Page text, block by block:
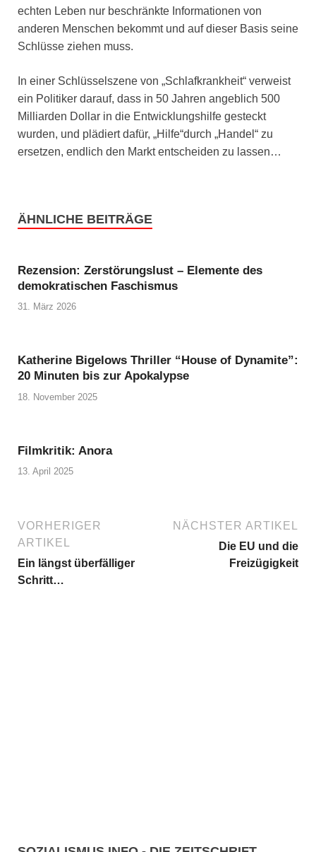
echten Leben nur beschränkte Informationen von
anderen Menschen bekommt und auf dieser Basis seine
Schlüsse ziehen muss.
In einer Schlüsselszene von „Schlafkrankheit“ verweist
ein Politiker darauf, dass in 50 Jahren angeblich 500
Milliarden Dollar in die Entwicklungshilfe gesteckt
wurden, und plädiert dafür, „Hilfe“durch „Handel“ zu
ersetzen, endlich den Markt entscheiden zu lassen…
ÄHNLICHE BEITRÄGE
Rezension: Zerstörungslust – Elemente des
demokratischen Faschismus
31. März 2026
Katherine Bigelows Thriller “House of Dynamite”:
20 Minuten bis zur Apokalypse
18. November 2025
Filmkritik: Anora
13. April 2025
VORHERIGER
ARTIKEL
Ein längst überfälliger
Schritt…
NÄCHSTER ARTIKEL
Die EU und die
Freizügigkeit